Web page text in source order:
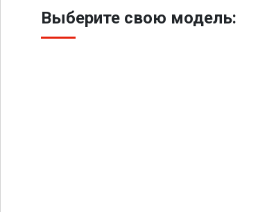
Выберите свою модель: